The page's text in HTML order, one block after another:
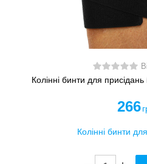
Колінні бинти для
266